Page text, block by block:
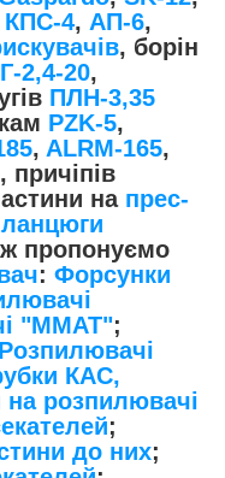
КПС-4, АП-6,
, борін
2,4-20,
ПЛН-3,35
PZK-5,
, ALRM-165,
, причіпів
на прес-
ланцюги
пропонуємо
: Форсунки
"MMAT";
Розпилювачі
КАС,
на розпилювачі
;
до них;